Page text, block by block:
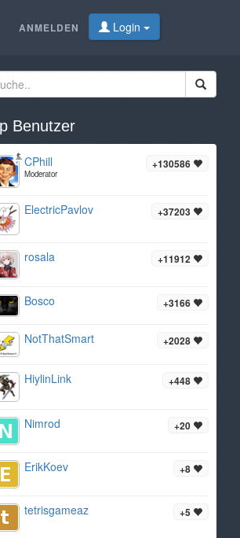
ANMELDEN Login
Benutzer
+130586
CPhill
Moderator
+37203
ElectricPavlov
+11912
rosala
+3166
Bosco
+2028
NotThatSmart
+448
HiylinLink
+20
Nimrod
+8
ErikKoev
+5
tetrisgameaz